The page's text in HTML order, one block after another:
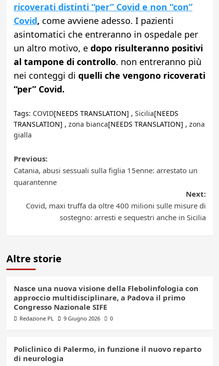
ricoverati distinti “per” Covid e non “con”
Covid, come avviene adesso. I pazienti
asintomatici che entreranno in ospedale per
un altro motivo, e dopo risulteranno positivi
al tampone di controllo. non entreranno più
nei conteggi di quelli che vengono ricoverati
“per” Covid.
Tags: COVID[NEEDS TRANSLATION] , Sicilia[NEEDS
TRANSLATION] , zona bianca[NEEDS TRANSLATION] , zona
gialla
Post
navigation
Previous:
Catania, abusi sessuali sulla figlia 15enne: arrestato un
quarantenne
Next:
Covid, maxi truffa da oltre 400 milioni sulle misure di
sostegno: arresti e sequestri anche in Sicilia
Altre storie
Nasce una nuova visione della Flebolinfologia con
approccio multidisciplinare, a Padova il primo
Congresso Nazionale SIFE
Redazione PL 9 Giugno 2026 0
Policlinico di Palermo, in funzione il nuovo reparto
di neurologia